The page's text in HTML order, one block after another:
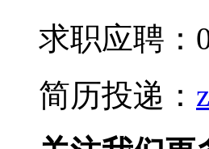
求职应聘：
简历投递：